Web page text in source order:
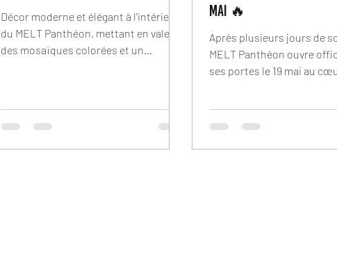
Décor moderne et élégant à l'intérieur
du MELT Panthéon, mettant en valeur
des mosaïques colorées et un
ouvertes, et nous sommes parés à
vous accueillir comme il se doit sur 3
mai 🔥
Après plusieurs jours de
MELT Panthéon ouvre
ses portes le 19 mai au
adresse marque une
pensé autour de l’univers